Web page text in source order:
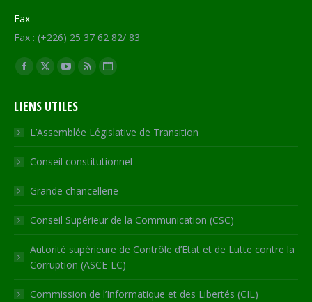
Fax
Fax : (+226) 25 37 62 82/ 83
Trouvez nous sur :
Facebook
opens
in
new
window
X
opens
in
new
window
YouTube
opens
in
new
window
RSS
in
new
window
Site
opens
in
new
LIENS UTILES
L’Assemblée Législative de Transition
Conseil constitutionnel
Grande chancellerie
Conseil Supérieur de la Communication (CSC)
Autorité supérieure de Contrôle d’Etat et de Lutte contre la
Corruption (ASCE-LC)
Commission de l’Informatique et des Libertés (CIL)